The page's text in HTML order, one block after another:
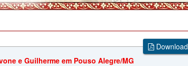
Download
e Guilherme em Pouso Alegre/MG